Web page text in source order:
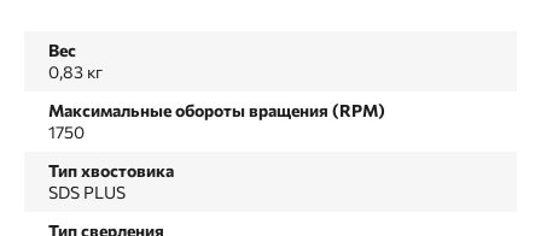
Вес
0,83 кг
Максимальные обороты вращения (RPM)
1750
Тип хвостовика
SDS PLUS
Тип сверления